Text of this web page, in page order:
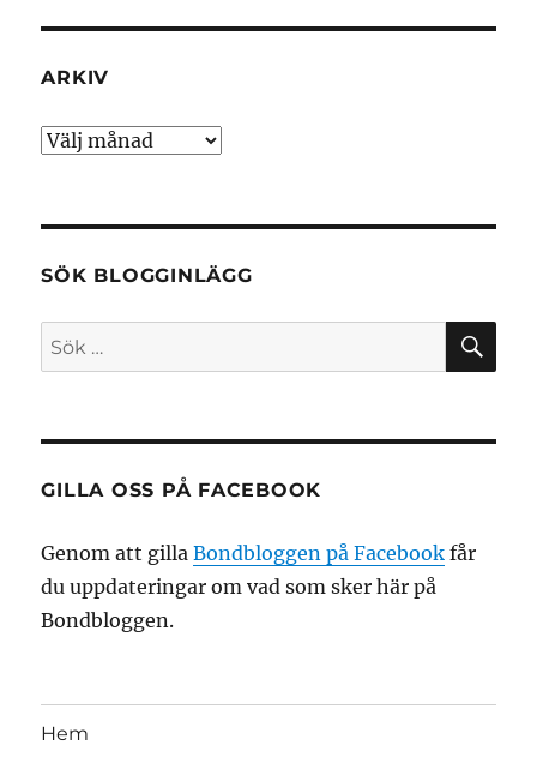
ARKIV
Arkiv
SÖK BLOGGINLÄGG
Sök
efter:
GILLA OSS PÅ FACEBOOK
Genom att gillaBondbloggen på Facebook får
du uppdateringar om vad som sker här på
Bondbloggen.
Hem